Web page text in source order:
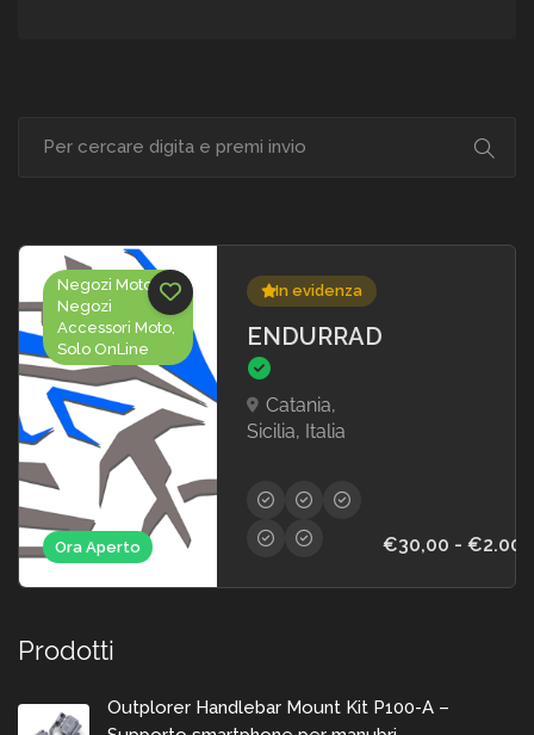
Ora Aperto
Negozi Moto,
Negozi
Accessori Moto,
Solo OnLine
In evidenza
ENDURRAD
Catania,
Sicilia, Italia
€30,00 -
Prodotti
Outplorer Handlebar Mount Kit P100-A –